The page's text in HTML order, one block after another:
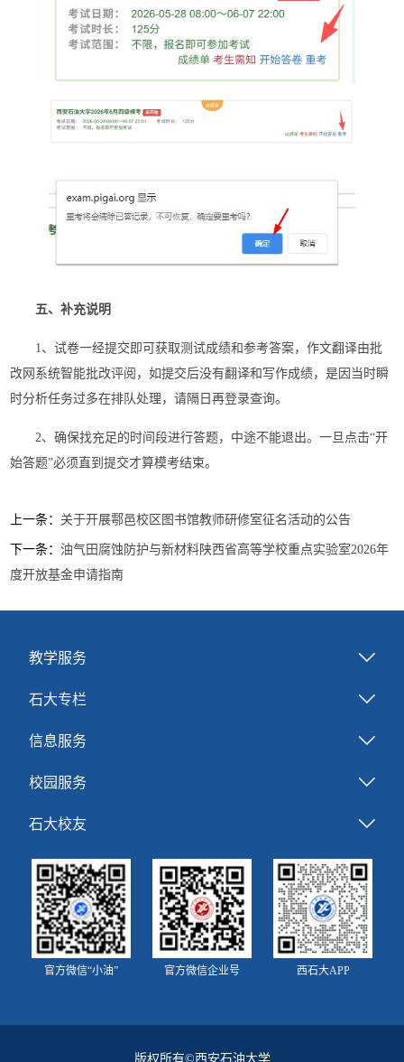
五、补充说明
1、试卷一经提交即可获取测试成绩和参考答案，作文翻译由批
改网系统智能批改评阅，如提交后没有翻译和写作成绩，是因当时瞬
时分析任务过多在排队处理，请隔日再登录查询。
2、确保找充足的时间段进行答题，中途不能退出。一旦点击“开
始答题”必须直到提交才算模考结束。
上一条： 关于开展鄠邑校区图书馆教师研修室征名活动的公告
下一条： 油气田腐蚀防护与新材料陕西省高等学校重点实验室2026年
度开放基金申请指南
教学服务
石大专栏
信息服务
校园服务
石大校友
官方微信“小油” 官方微信企业号 西石大APP
版权所有©西安石油大学